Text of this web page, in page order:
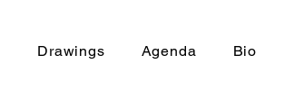
Drawings Agenda Bio